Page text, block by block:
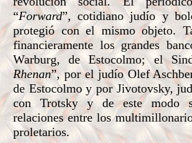
“Forward”, cotidiano judío y
protegió con el mismo objeto.
financieramente los grandes
Warburg, de Estocolmo; el
Rhenan”, por el judío Olef
de Estocolmo y por Jivotovsky,
con Trotsky y de este modo
relaciones entre los
proletarios.